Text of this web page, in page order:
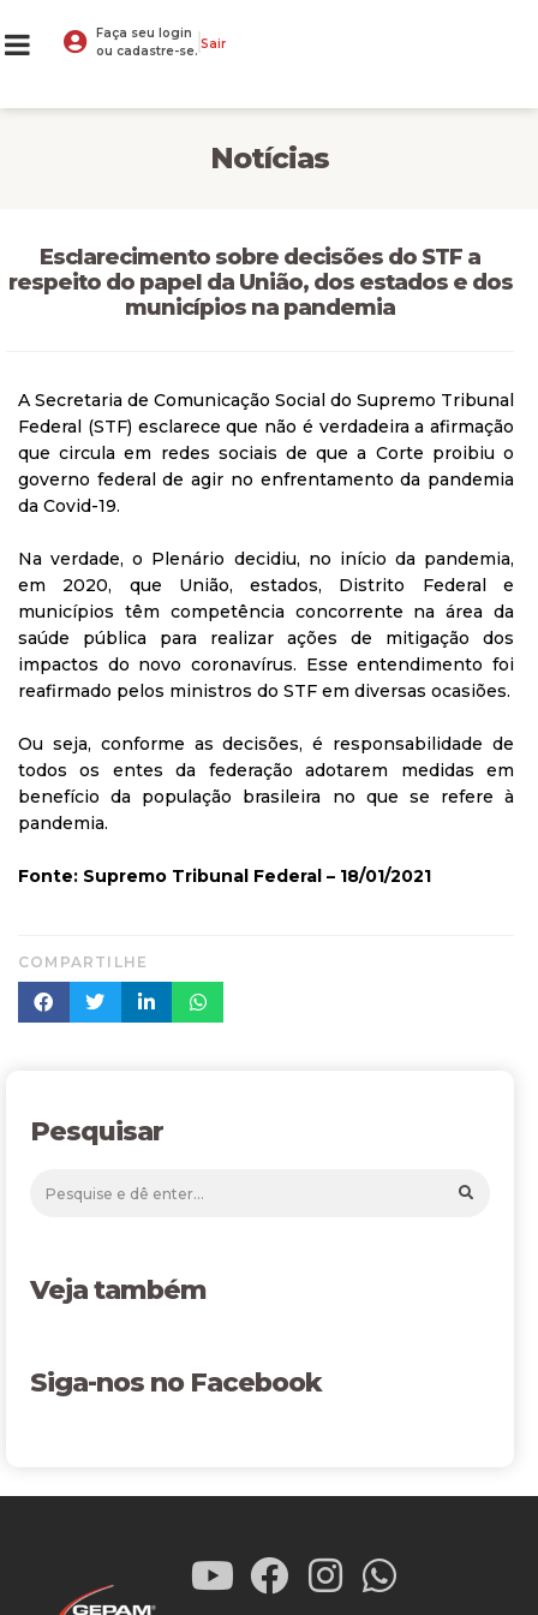
Faça seu login
ou cadastre-se. Sair
Notícias
Esclarecimento sobre decisões do STF a
respeito do papel da União, dos estados e dos
municípios na pandemia
A Secretaria de Comunicação Social do Supremo Tribunal
Federal (STF) esclarece que não é verdadeira a afirmação
que circula em redes sociais de que a Corte proibiu o
governo federal de agir no enfrentamento da pandemia
da Covid-19.
Na verdade, o Plenário decidiu, no início da pandemia,
em 2020, que União, estados, Distrito Federal e
municípios têm competência concorrente na área da
saúde pública para realizar ações de mitigação dos
impactos do novo coronavírus. Esse entendimento foi
reafirmado pelos ministros do STF em diversas ocasiões.
Ou seja, conforme as decisões, é responsabilidade de
todos os entes da federação adotarem medidas em
benefício da população brasileira no que se refere à
pandemia.
Fonte: Supremo Tribunal Federal – 18/01/2021
COMPARTILHE
Pesquisar
Veja também
Siga-nos no Facebook